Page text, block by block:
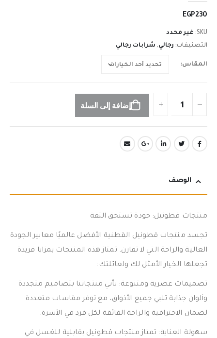
EGP230
SKU: غير محدد
التصنيفات: رجالي, شرابات رجالي
المقاس
إضافة إلى السلة
الوصف
منتجات قطونيل: جودة تستحق الثقة
تجسد منتجات قطونيل القطنية الأفضل عالميًا معايير الجودة
العالية والراحة التي لا تقارن. تمتاز هذه المنتجات بمزايا فريدة
تجعلها الخيار الأمثل لك ولعائلتك:
تصميمات عصرية ومتنوعة: تأتي منتجاتنا بتصاميم متجددة
وألوان جذابة تلبي جميع الأذواق، مع توفر مقاسات متعددة
لضمان الاحترافية والراحة الفائقة لكل فرد في الأسرة.
سهولة العناية: تمتاز منتجات قطونيل بقابلية للغسل في